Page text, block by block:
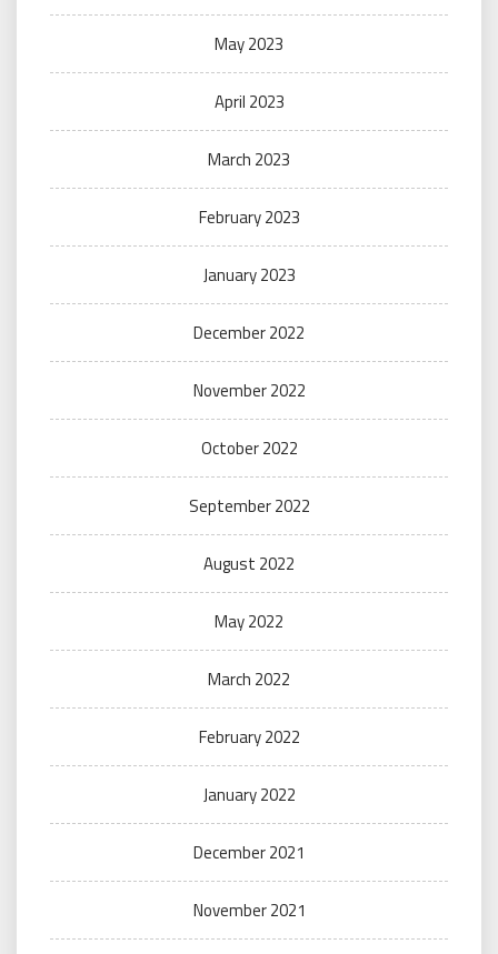
May 2023
April 2023
March 2023
February 2023
January 2023
December 2022
November 2022
October 2022
September 2022
August 2022
May 2022
March 2022
February 2022
January 2022
December 2021
November 2021